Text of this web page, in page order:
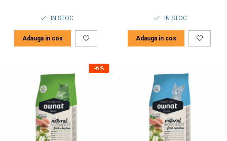
IN STOC
Adauga in cos
IN STOC
Adauga in cos
-6%